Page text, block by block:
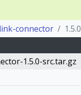
connector
1.5.0
1.5.0-src.tar.gz